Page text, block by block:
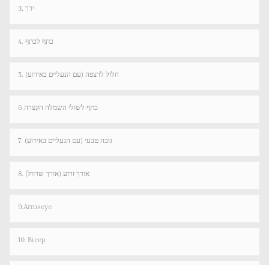
3. ירך
4. כתף לכתף
5. חלול לרצפה (עם הנעליים באירוע)
6.כתף לשולי השמלה הקצרה
7. גובה טבעי (עם הנעליים באירוע)
8. אורך זרוע (אורך שרוול)
9.Armseye
10. Bicep